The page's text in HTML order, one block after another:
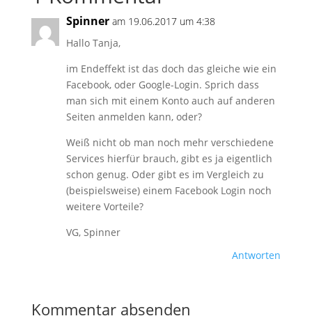
Spinner am 19.06.2017 um 4:38
Hallo Tanja,
im Endeffekt ist das doch das gleiche wie ein
Facebook, oder Google-Login. Sprich dass
man sich mit einem Konto auch auf anderen
Seiten anmelden kann, oder?
Weiß nicht ob man noch mehr verschiedene
Services hierfür brauch, gibt es ja eigentlich
schon genug. Oder gibt es im Vergleich zu
(beispielsweise) einem Facebook Login noch
weitere Vorteile?
VG, Spinner
Antworten
Kommentar absenden